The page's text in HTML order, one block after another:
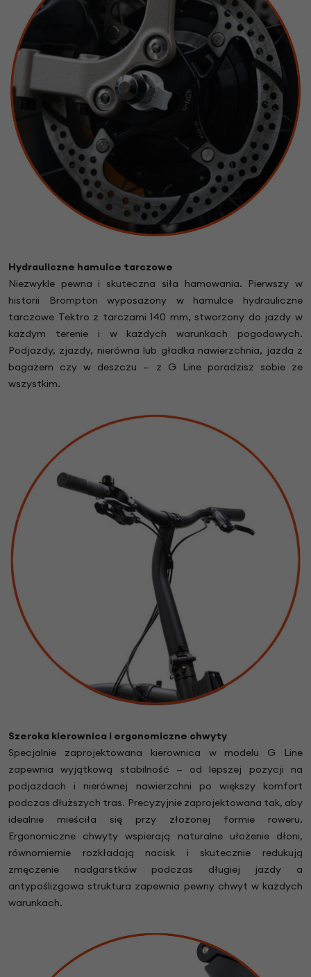
Hydrauliczne hamulce tarczowe
Niezwykle pewna i skuteczna siła hamowania. Pierwszy w
historii Brompton wyposażony w hamulce hydrauliczne
tarczowe Tektro z tarczami 140 mm, stworzony do jazdy w
każdym terenie i w każdych warunkach pogodowych.
Podjazdy, zjazdy, nierówna lub gładka nawierzchnia, jazda z
bagażem czy w deszczu — z G Line poradzisz sobie ze
wszystkim.
Szeroka kierownica i ergonomiczne chwyty
Specjalnie zaprojektowana kierownica w modelu G Line
zapewnia wyjątkową stabilność — od lepszej pozycji na
podjazdach i nierównej nawierzchni po większy komfort
podczas dłuższych tras. Precyzyjnie zaprojektowana tak, aby
idealnie mieściła się przy złożonej formie roweru.
Ergonomiczne chwyty wspierają naturalne ułożenie dłoni,
równomiernie rozkładają nacisk i skutecznie redukują
zmęczenie nadgarstków podczas długiej jazdy a
antypoślizgowa struktura zapewnia pewny chwyt w każdych
warunkach.